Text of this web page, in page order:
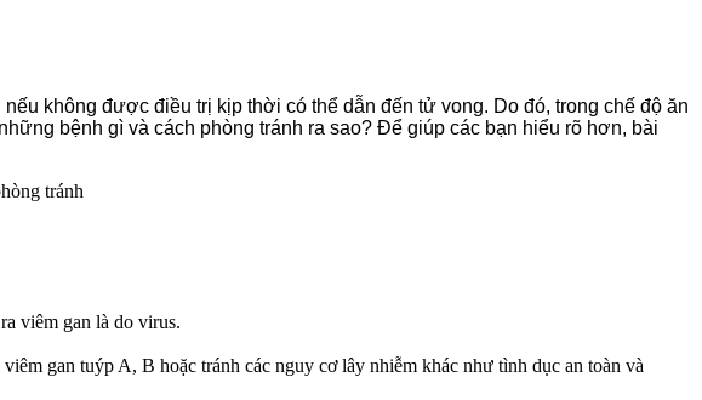
không được điều trị kịp thời có thể dẫn đến tử vong. Do đó, trong chế độ ăn
bệnh gì và cách phòng tránh ra sao? Để giúp các bạn hiểu rõ hơn, bài
viêm gan là do virus.
gan tuýp A, B hoặc tránh các nguy cơ lây nhiễm khác như tình dục an toàn và